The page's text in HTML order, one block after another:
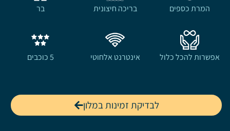
המרת כספים בריכה חיצונית בר
אפשרות להכל כלול אינטרנט אלחוטי 5 כוכבים
לבדיקת זמינות במלון